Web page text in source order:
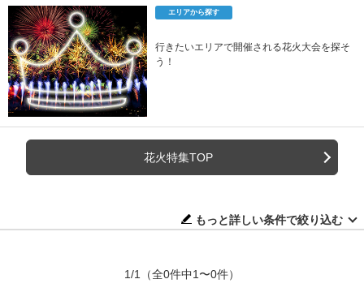
エリアから探す
行きたいエリアで開催される花火大会を探そ
う！
花火特集TOP
もっと詳しい条件で絞り込む
1/1 （全0件中1〜0件）